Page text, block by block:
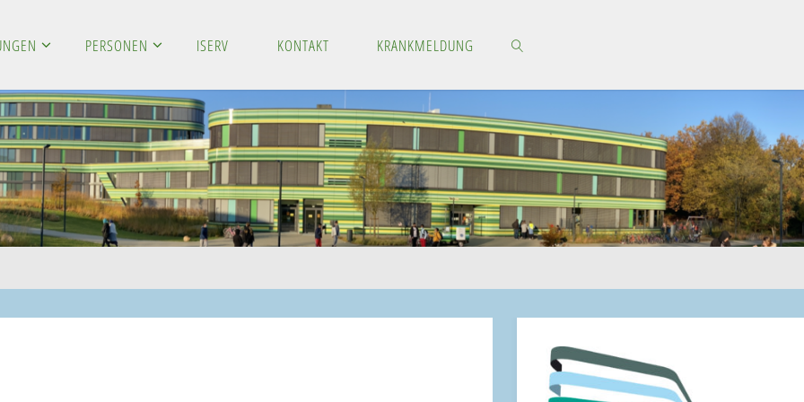
PERSONEN ISERV KONTAKT KRANKMELDUNG
SEARCH